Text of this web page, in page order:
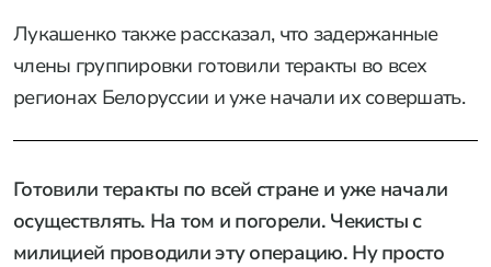
Лукашенко также рассказал, что задержанные
члены группировки готовили теракты во всех
регионах Белоруссии и уже начали их совершать.
Готовили теракты по всей стране и уже начали
осуществлять. На том и погорели. Чекисты с
милицией проводили эту операцию. Ну просто